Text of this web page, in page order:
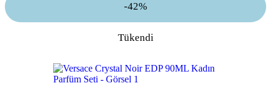
-42%
Tükendi